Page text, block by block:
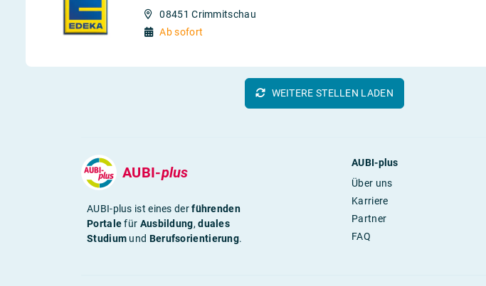
08451 Crimmitschau
Ab sofort
WEITERE STELLEN LADEN
AUBI-plus
AUBI-plus ist eines derführenden
Portalefür Ausbildung,duales
Studium und Berufsorientierung.
AUBI-plus
Über uns
Karriere
Partner
FAQ